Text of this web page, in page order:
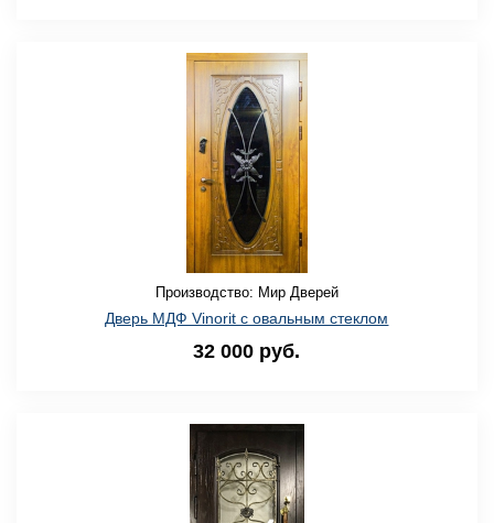
Производство: Мир Дверей
Дверь МДФ Vinorit с овальным стеклом
32 000 руб.